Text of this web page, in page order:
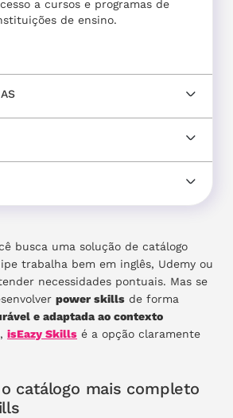
a cursos e programas de
de ensino.
busca uma solução de catálogo
trabalha bem em inglês, Udemy ou
necessidades pontuais. Mas se
power skills de forma
e adaptada ao contexto
, isEazy Skills é a opção claramente
catálogo mais completo